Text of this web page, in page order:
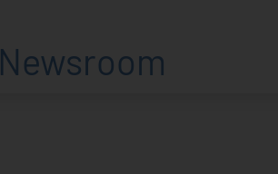
Newsroom